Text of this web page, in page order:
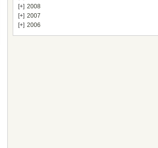
[+] 2008
[+] 2007
[+] 2006